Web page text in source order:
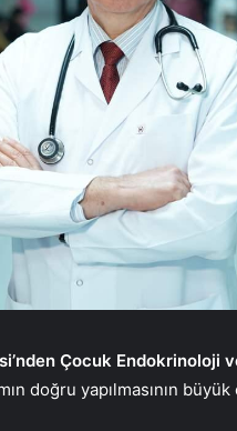
Çocuk Endokrinoloji
doğru yapılmasının